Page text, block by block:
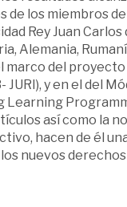
los miembros
Rey Juan Carlos
Alemania,
marco del
y en el del
Learning
así como la
hacen de él
nuevos derechos